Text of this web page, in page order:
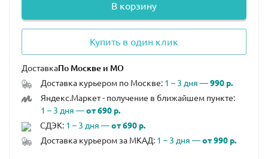
В корзину
Купить в один клик
Доставка
Доставка курьером по Москве: 1 – 3 дня —990 р.
Яндекс.Маркет - получение в ближайшем пункте:
1 – 3 дня —от 690 р.
СДЭК: 1 – 3 дня —от 690 р.
Доставка курьером за МКАД: 1 – 3 дня —от 990 р.